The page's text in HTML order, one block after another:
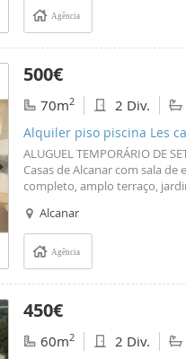
Agência
500€
70m2 2 Div.
Alquiler piso piscina Les
ALUGUEL TEMPORÁRIO DE
Casas de Alcanar com sala
completo, amplo terraço,
Alcanar
Agência
450€
60m2 2 Div.